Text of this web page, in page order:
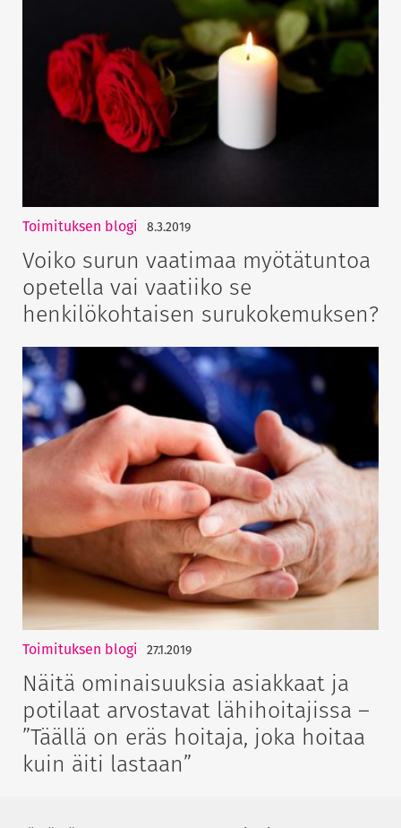
Toimituksen blogi 8.3.2019
Voiko surun vaatimaa myötätuntoa
opetella vai vaatiiko se
henkilökohtaisen surukokemuksen?
Toimituksen blogi 27.1.2019
Näitä ominaisuuksia asiakkaat ja
potilaat arvostavat lähihoitajissa –
”Täällä on eräs hoitaja, joka hoitaa
kuin äiti lastaan”